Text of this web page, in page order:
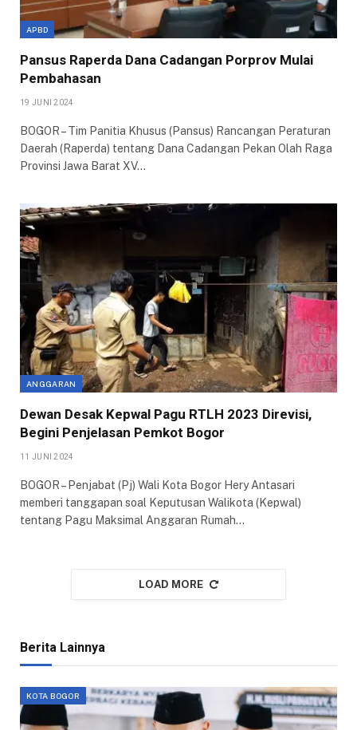
APBD
Pansus Raperda Dana Cadangan Porprov Mulai
Pembahasan
19 JUNI 2024
BOGOR – Tim Panitia Khusus (Pansus) Rancangan Peraturan
Daerah (Raperda) tentang Dana Cadangan Pekan Olah Raga
Provinsi Jawa Barat XV…
ANGGARAN
Dewan Desak Kepwal Pagu RTLH 2023 Direvisi,
Begini Penjelasan Pemkot Bogor
11 JUNI 2024
BOGOR – Penjabat (Pj) Wali Kota Bogor Hery Antasari
memberi tanggapan soal Keputusan Walikota (Kepwal)
tentang Pagu Maksimal Anggaran Rumah…
LOAD MORE
Berita Lainnya
KOTA BOGOR